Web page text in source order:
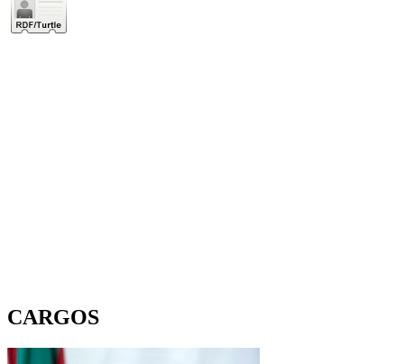
CARGOS